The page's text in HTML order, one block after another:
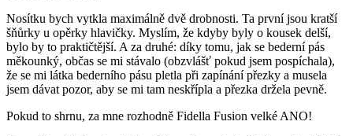
Nosítku bych vytkla maximálně dvě drobnosti. Ta první jsou kratší
šňůrky u opěrky hlavičky. Myslím, že kdyby byly o kousek delší,
bylo by to praktičtější. A za druhé: díky tomu, jak se bederní pás
měkounký, občas se mi stávalo (obzvlášť pokud jsem pospíchala),
že se mi látka bederního pásu pletla při zapínání přezky a musela
jsem dávat pozor, aby se mi tam neskřípla a přezka držela pevně.
Pokud to shrnu, za mne rozhodně Fidella Fusion velké ANO!